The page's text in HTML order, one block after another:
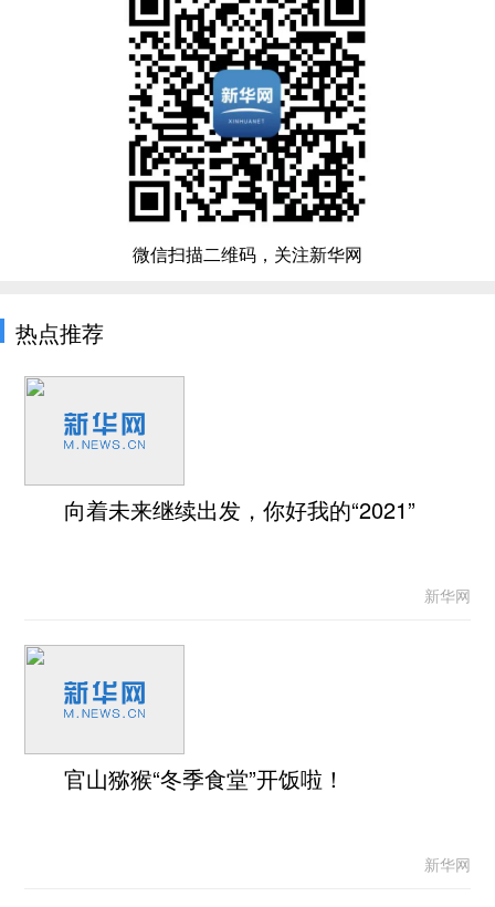
微信扫描二维码，关注新华网
热点推荐
向着未来继续出发，你好我的“2021”
新华网
官山猕猴“冬季食堂”开饭啦！
新华网